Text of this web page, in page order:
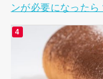
ンが必要になった